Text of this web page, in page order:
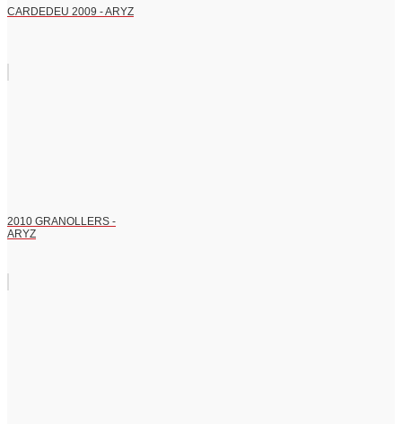
CARDEDEU 2009 - ARYZ
2010 GRANOLLERS -
ARYZ